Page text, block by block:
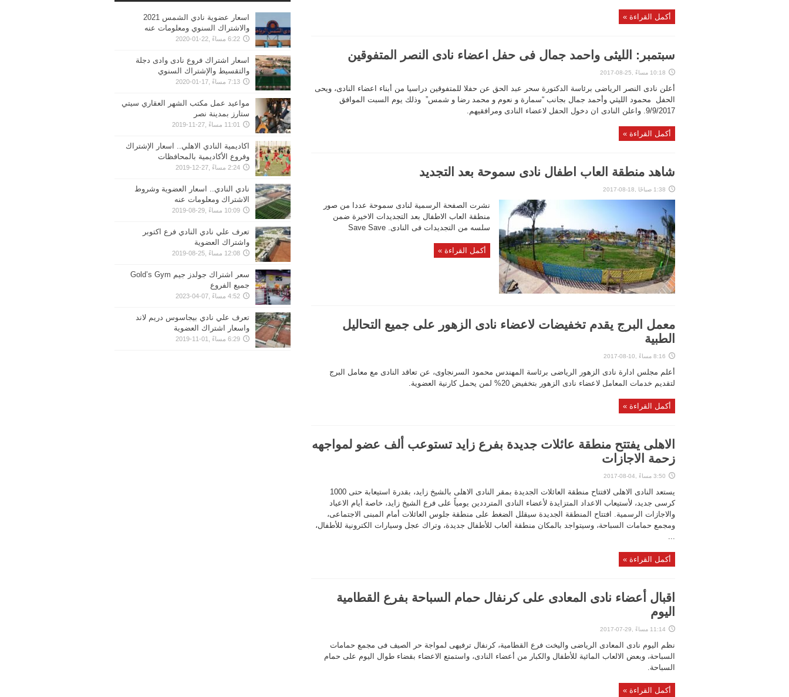
أكمل القراءة »
سبتمبر: الليثى واحمد جمال فى حفل اعضاء نادى النصر المتفوقين
10:18 مساءً ,25-08-2017
أعلن نادى النصر الرياضى برئاسة الدكتورة سحر عبد الحق عن حفلا للمتفوقين دراسيا من أبناء اعضاء النادى، ويحى
الحفل محمود الليثي وأحمد جمال بجانب “سمارة و نعوم و محمد رضا و شمس” وذلك يوم السبت الموافق
9/9/2017. واعلن النادى ان دخول الحفل لاعضاء النادى ومرافقيهم.
أكمل القراءة »
شاهد منطقة العاب اطفال نادى سموحة بعد التجديد
1:38 صباحًا ,18-08-2017
نشرت الصفحة الرسمية لنادى سموحة عددا من صور
منطقة العاب الاطفال بعد التجديدات الاخيرة ضمن
سلسه من التجديدات فى النادى. Save Save
أكمل القراءة »
معمل البرج يقدم تخفيضات لاعضاء نادى الزهور على جميع التحاليل
الطبية
8:16 مساءً ,10-08-2017
أعلم مجلس ادارة نادى الزهور الرياضى برئاسة المهندس محمود السرنجاوى، عن تعاقد النادى مع معامل البرج
لتقديم خدمات المعامل لاعضاء نادى الزهور بتخفيض 20% لمن يحمل كارنية العضوية.
أكمل القراءة »
الاهلى يفتتح منطقة عائلات جديدة بفرع زايد تستوعب ألف عضو لمواجهه
زحمة الاجازات
3:50 مساءً ,04-08-2017
يستعد النادى الاهلى لافتتاح منطقة العائلات الجديدة بمقر النادى الاهلى بالشيخ زايد، بقدرة استيعابة حتى 1000
كرسى جديد، لأستيعاب الاعداد المتزايدة لأعضاء النادى المترددين يومياً على فرع الشيخ زايد، خاصة أيام الاعياد
والاجازات الرسمية. افتتاح المنطقة الجديدة سيقلل الضغط على منطقة جلوس العائلات أمام المبنى الاجتماعى،
ومجمع حمامات السباحة، وسيتواجد بالمكان منطقة ألعاب للأطفال جديدة، وتراك عجل وسيارات الكترونية للأطفال،
...
أكمل القراءة »
اقبال أعضاء نادى المعادى على كرنفال حمام السباحة بفرع القطامية
اليوم
11:14 مساءً ,29-07-2017
نظم اليوم نادى المعادى الرياضى واليخت فرع القطامية، كرنفال ترفيهى لمواجة حر الصيف فى مجمع حمامات
السباحة، وبعض الالعاب المائية للأطفال والكبار من أعضاء النادى، واستمتع الاعضاء بقضاء طوال اليوم على حمام
السباحة.
أكمل القراءة »
اسعار عضوية نادي الشمس 2021
والاشتراك السنوي ومعلومات عنه
6:22 مساءً ,22-01-2020
اسعار اشتراك فروع نادى وادى دجلة
والتقسيط والإشتراك السنوي
7:13 مساءً ,17-01-2020
مواعيد عمل مكتب الشهر العقاري سيتي
ستارز بمدينة نصر
11:01 مساءً ,27-11-2019
اكاديمية النادي الاهلي.. اسعار الإشتراك
وفروع الأكاديمية بالمحافظات
2:24 مساءً ,27-12-2019
نادي النادي.. اسعار العضوية وشروط
الاشتراك ومعلومات عنه
10:09 مساءً ,29-08-2019
تعرف علي نادي النادي فرع اكتوبر
واشتراك العضوية
12:08 مساءً ,25-08-2019
سعر اشتراك جولدز جيم Gold’s Gym
جميع الفروع
4:52 مساءً ,07-04-2023
تعرف علي نادي بيجاسوس دريم لاند
واسعار اشتراك العضوية
6:29 مساءً ,01-11-2019